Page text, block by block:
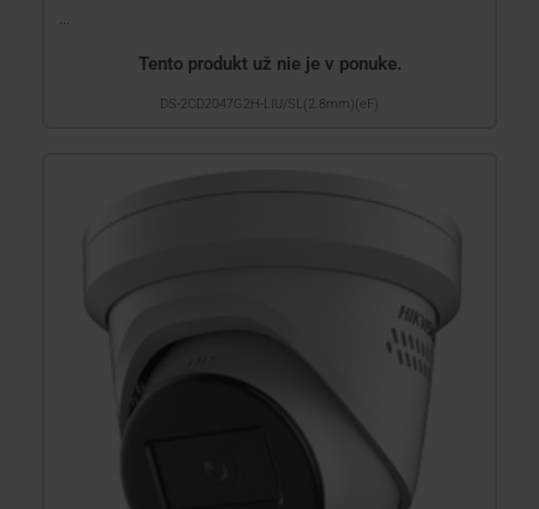
Tento produkt už nie je v ponuke.
DS-2CD2047G2H-LIU/SL(2.8mm)(eF)